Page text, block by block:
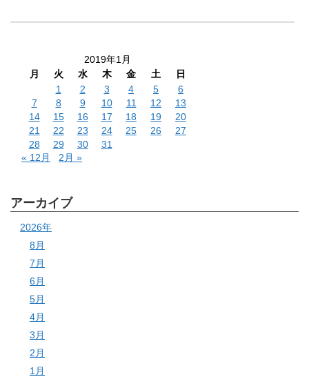
2019年1月
月
火 水 木 金 土
日
1
2 3 4 5
6
7
8 9 10 11 12
13
14
15 16 17 18 19
20
21
22 23 24 25 26
27
28
29 30
31
« 12月
2月 »
アーカイブ
2026年
8月
7月
6月
5月
4月
3月
2月
1月